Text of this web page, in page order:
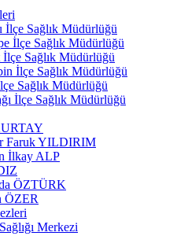
Sağlık Müdürlüğü
İlçe Sağlık Müdürlüğü
Sağlık Müdürlüğü
İlçe Sağlık Müdürlüğü
Sağlık Müdürlüğü
İlçe Sağlık Müdürlüğü
Faruk YILDIRIM
İlkay ALP
ÖZTÜRK
ÖZER
Merkezi